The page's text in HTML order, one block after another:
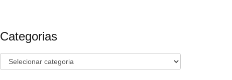
Categorias
Categorias